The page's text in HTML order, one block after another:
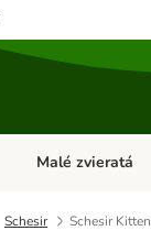
Otvoriť menu: Mačky
Malé zvieratá
Schesir Schesir